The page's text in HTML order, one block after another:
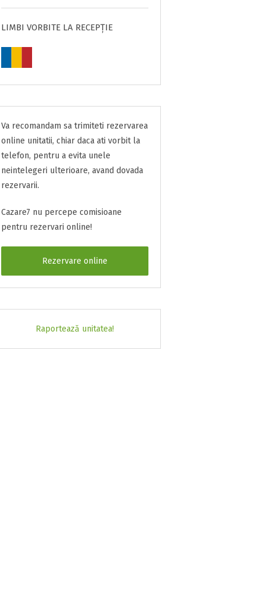
LIMBI VORBITE LA RECEPȚIE
Va recomandam sa trimiteti rezervarea
online unitatii, chiar daca ati vorbit la
telefon, pentru a evita unele
neintelegeri ulterioare, avand dovada
rezervarii.
Cazare7 nu percepe comisioane
pentru rezervari online!
Rezervare online
Raportează unitatea!